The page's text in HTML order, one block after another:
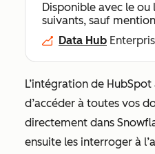
Disponible avec le ou
suivants, sauf
Data Hub
L’intégration de
d’accéder à toutes vos
directement dans
ensuite les interroger à